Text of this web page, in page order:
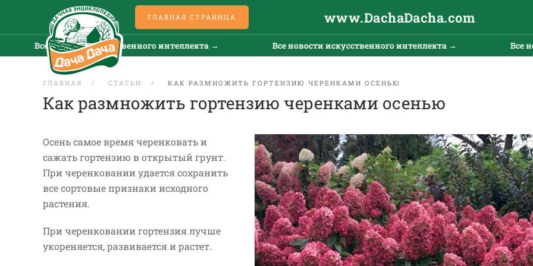
ГЛАВНАЯ СТРАНИЦА www.DachaDacha.com
Все новости искусственного интеллекта → Все новости искусственного интеллекта → Все
ГЛАВНАЯ СТАТЬИ КАК РАЗМНОЖИТЬ ГОРТЕНЗИЮ ЧЕРЕНКАМИ ОСЕНЬЮ
Как размножить гортензию черенками осенью
Осень самое время черенковать и
сажать гортензию в открытый грунт.
При черенковании удается сохранить
все сортовые признаки исходного
растения.
При черенковании гортензия лучше
укореняется, развивается и растет.